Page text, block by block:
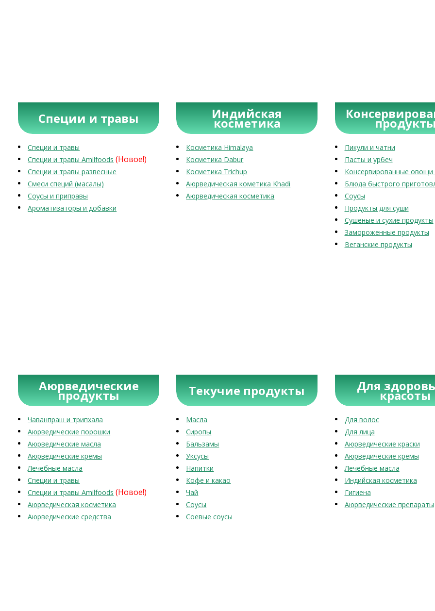
Специи и травы
Специи и травы
Специи и травы Amilfoods (Новое!)
Специи и травы развесные
Смеси специй (масалы)
Соусы и приправы
Ароматизаторы и добавки
Индийская
косметика
Косметика Himalaya
Косметика Dabur
Косметика Trichup
Аюрведическая кометика Khadi
Аюрведическая косметика
Пикули и чатни
Пасты и урбеч
Консервированные овощи
Блюда быстрого
Соусы
Продукты для суши
Сушеные и сухие продукты
Замороженные продукты
Веганские продукты
Аюрведические
продукты
Чаванпраш и трипхала
Аюрведические порошки
Аюрведические масла
Аюрведические кремы
Лечебные масла
Специи и травы
Специи и травы Amilfoods (Новое!)
Аюрведическая косметика
Аюрведические средства
Текучие продукты
Масла
Сиропы
Бальзамы
Уксусы
Напитки
Кофе и какао
Чай
Соусы
Соевые соусы
Для
красоты
Для волос
Для лица
Аюрведические краски
Аюрведические кремы
Лечебные масла
Индийская косметика
Гигиена
Аюрведические препараты